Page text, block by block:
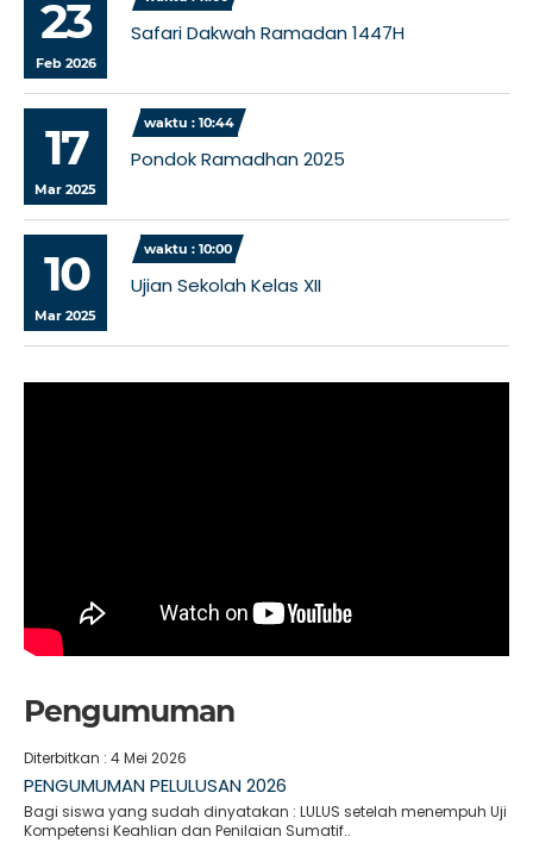
23
Feb 2026
Safari Dakwah Ramadan 1447H
17
Mar 2025
waktu : 10:44
Pondok Ramadhan 2025
10
Mar 2025
waktu : 10:00
Ujian Sekolah Kelas XII
Pengumuman
Diterbitkan : 4 Mei 2026
PENGUMUMAN PELULUSAN 2026
Bagi siswa yang sudah dinyatakan : LULUS setelah menempuh Uji
Kompetensi Keahlian dan Penilaian Sumatif..